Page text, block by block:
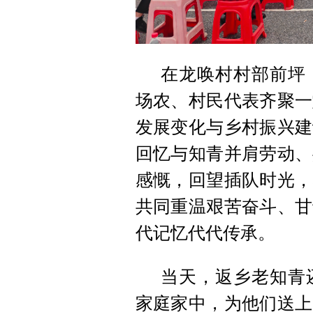
在龙唤村村部前坪
场农、村民代表齐聚
发展变化与乡村振兴
回忆与知青并肩劳动
感慨，回望插队时光
共同重温艰苦奋斗、
代记忆代代传承。
当天，返乡老知
家庭家中，为他们送